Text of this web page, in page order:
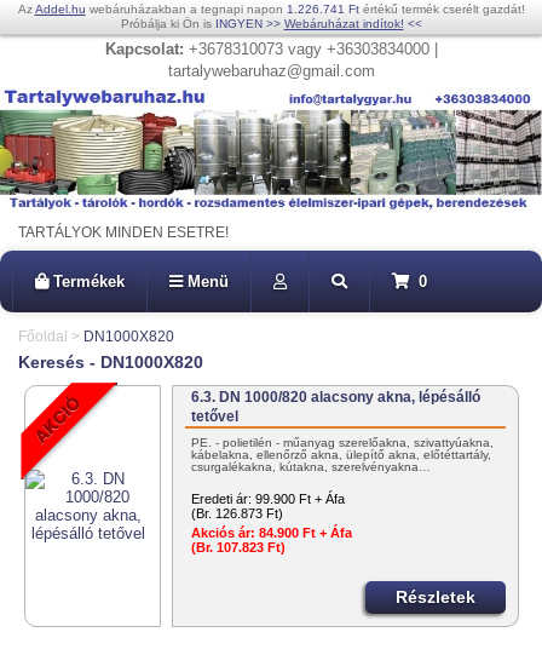
AzAddel.hu webáruházakban a tegnapi napon 1.226.741 Ftértékű termék cserélt gazdát!
Próbálja ki Ön is INGYEN >> Webáruházat indítok! <<
Kapcsolat: +3678310073 vagy +36303834000 |
tartalywebaruhaz@gmail.com
TARTÁLYOK MINDEN ESETRE!
Termékek Menü 0
Főoldal > DN1000X820
Keresés - DN1000X820
6.3. DN 1000/820 alacsony akna, lépésálló
tetővel
PE. - polietilén - műanyag szerelőakna, szivattyúakna,
kábelakna, ellenőrző akna, ülepítő akna, előtéttartály,
csurgalékakna, kútakna, szerelvényakna…
Eredeti ár: 99.900 Ft + Áfa
(Br. 126.873 Ft)
Akciós ár: 84.900 Ft + Áfa
(Br. 107.823 Ft)
Részletek